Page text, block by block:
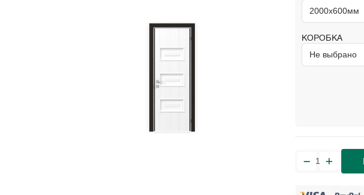
КОРОБКА